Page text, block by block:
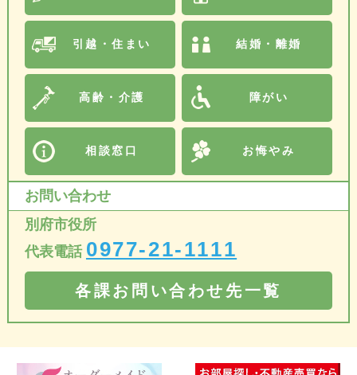
引越・住まい 結婚・離婚
高齢・介護 障がい
相談窓口 お悔やみ
お問い合わせ
別府市役所
代表電話 0977-21-1111
各課お問い合わせ先一覧